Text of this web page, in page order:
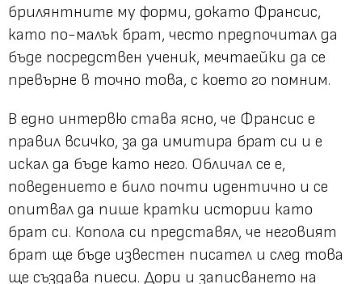
брилянтните му форми, докато Франсис,
като по-малък брат, често предпочитал да
бъде посредствен ученик, мечтаейки да се
превърне в точно това, с което го помним.
В едно интервю става ясно, че Франсис е
правил всичко, за да имитира брат си и е
искал да бъде като него. Обличал се е,
поведението е било почти идентично и се
опитвал да пише кратки истории като
брат си. Копола си представял, че неговият
брат ще бъде известен писател и след това
ще създава пиеси. Дори и записването на